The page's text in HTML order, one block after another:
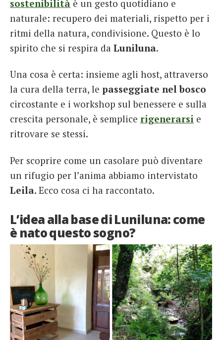
sostenibilità è un gesto quotidiano e
naturale: recupero dei materiali, rispetto per i
ritmi della natura, condivisione. Questo è lo
spirito che si respira da Luniluna.
Una cosa è certa: insieme agli host, attraverso
la cura della terra, le passeggiate nel bosco
circostante e i workshop sul benessere e sulla
crescita personale, è semplice rigenerarsi e
ritrovare se stessi.
Per scoprire come un casolare può diventare
un rifugio per l’anima abbiamo intervistato
Leila. Ecco cosa ci ha raccontato.
L’idea alla base di Luniluna: come
è nato questo sogno?